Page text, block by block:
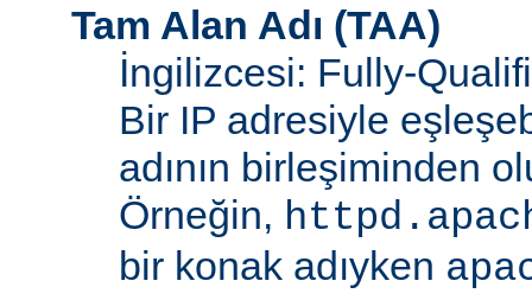
Tam Alan Adı (TAA)
İngilizcesi: Fully-
Bir IP adresiyle
adının birleşiminden
Örneğin,
bir konak adıyken